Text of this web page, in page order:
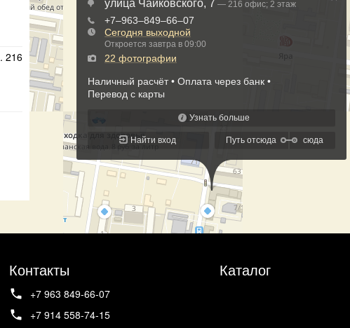
216
Контакты
+7 963 849-66-07
+7 914 558-74-15
Каталог